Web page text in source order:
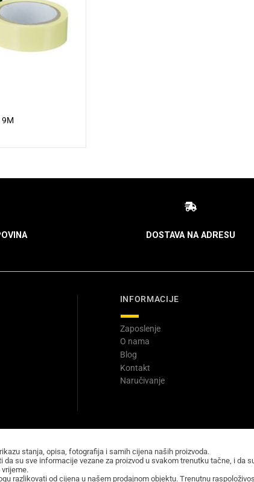
9M
DOSTAVA NA ADRESU
INFORMACIJE
Zaposlenje
O nama
Blog
Kontakt
Naručivanje
stanja, opisa, fotografija i samih cijena naših proizvoda.
da su sve informacije vezane za proizvod u svakom trenutku tačne, i da
razlikovati od cijena u našem prodajnom objektu. Trenutnu